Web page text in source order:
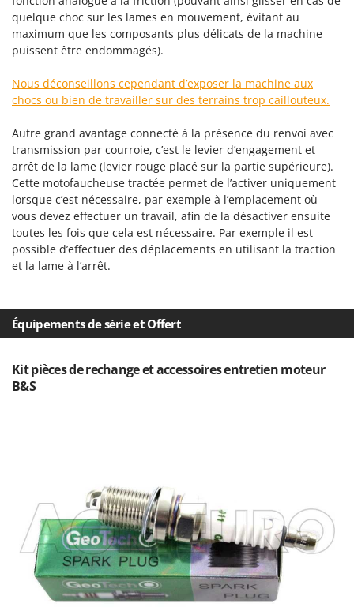
Stiga
Stocker
Sunseeker
T
Tecla
TecnoGen
Tellarini Pompe
Telwin
Tenco
Tineco
Titania
Tornado
Trev - Abrek - TecnoVIR
Trotec
Troy-Bilt
Vesco
Volpi
Waldner
Weber
quelque choc sur les lames en mouvement, évitant au
maximum que les composants plus délicats de la machine
puissent être endommagés).
Nous déconseillons cependant d’exposer la machine aux
chocs ou bien de travailler sur des terrains trop caillouteux.
Autre grand avantage connecté à la présence du renvoi avec
transmission par courroie, c’est le levier d’engagement et
arrêt de la lame (levier rouge placé sur la partie supérieure).
Cette motofaucheuse tractée permet de l’activer uniquement
lorsque c’est nécessaire, par exemple à l’emplacement où
vous devez effectuer un travail, afin de la désactiver ensuite
toutes les fois que cela est nécessaire. Par exemple il est
possible d’effectuer des déplacements en utilisant la traction
et la lame à l’arrêt.
Équipements de série et Offert
Kit pièces de rechange et accessoires entretien moteur
B&S